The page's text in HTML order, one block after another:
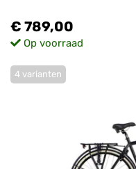
€ 789,00
Op voorraad
4 varianten